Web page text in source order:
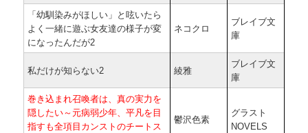
「幼馴染みがほしい」と呟いたら
よく一緒に遊ぶ女友達の様子が変
になったんだが2
ネコクロ
ブレイブ文
庫
私だけが知らない2 綾雅
ブレイブ文
庫
巻き込まれ召喚者は、真の実力を
隠したい～元病弱少年、平凡を目
指すも全項目カンストのチートス
鬱沢色素
グラスト
NOVELS